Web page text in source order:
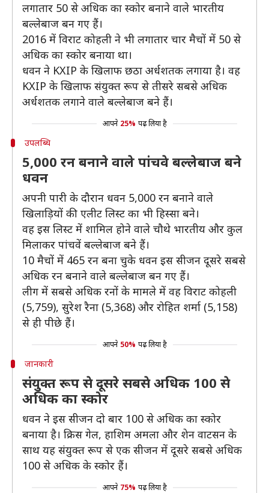
लगातार 50 से अधिक का स्कोर बनाने वाले भारतीय
बल्लेबाज बन गए हैं।
2016 में विराट कोहली ने भी लगातार चार मैचों में 50 से
अधिक का स्कोर बनाया था।
धवन ने KXIP के खिलाफ छठा अर्धशतक लगाया है। वह
KXIP के खिलाफ संयुक्त रूप से तीसरे सबसे अधिक
अर्धशतक लगाने वाले बल्लेबाज बने हैं।
आपने 25% पढ़ लिया है
उपलब्धि
5,000 रन बनाने वाले पांचवे बल्लेबाज बने
धवन
अपनी पारी के दौरान धवन 5,000 रन बनाने वाले
खिलाड़ियों की एलीट लिस्ट का भी हिस्सा बने।
वह इस लिस्ट में शामिल होने वाले चौथे भारतीय और कुल
मिलाकर पांचवें बल्लेबाज बने हैं।
10 मैचों में 465 रन बना चुके धवन इस सीजन दूसरे सबसे
अधिक रन बनाने वाले बल्लेबाज बन गए हैं।
लीग में सबसे अधिक रनों के मामले में वह विराट कोहली
(5,759), सुरेश रैना (5,368) और रोहित शर्मा (5,158)
से ही पीछे हैं।
आपने 50% पढ़ लिया है
जानकारी
संयुक्त रूप से दूसरे सबसे अधिक 100 से
अधिक का स्कोर
धवन ने इस सीजन दो बार 100 से अधिक का स्कोर
बनाया है। क्रिस गेल, हाशिम अमला और शेन वाटसन के
साथ यह संयुक्त रूप से एक सीजन में दूसरे सबसे अधिक
100 से अधिक के स्कोर हैं।
आपने 75% पढ़ लिया है